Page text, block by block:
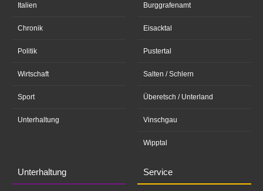
Italien
Chronik
Politik
Wirtschaft
Sport
Unterhaltung
Burggrafenamt
Eisacktal
Pustertal
Salten / Schlern
Überetsch / Unterland
Vinschgau
Wipptal
Unterhaltung Service